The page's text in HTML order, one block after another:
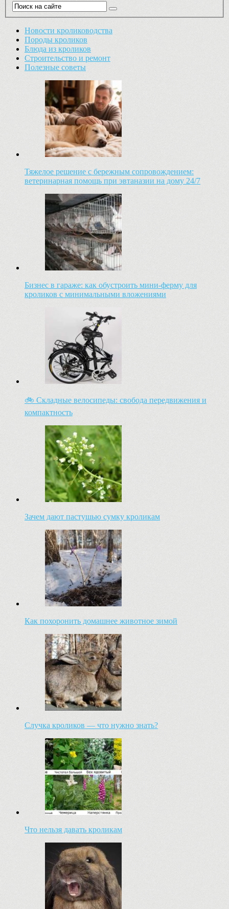
Новости кролиководства
Породы кроликов
Блюда из кроликов
Строительство и ремонт
Полезные советы
Тяжелое решение с бережным сопровождением:
ветеринарная помощь при эвтаназии на дому 24/7
Бизнес в гараже: как обустроить мини-ферму для
кроликов с минимальными вложениями
🚲 Складные велосипеды: свобода передвижения и
компактность
Зачем дают пастушью сумку кроликам
Как похоронить домашнее животное зимой
Случка кроликов — что нужно знать?
Что нельзя давать кроликам